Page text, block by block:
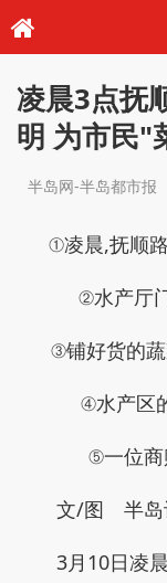
凌晨3点抚
明 为市民"
半岛网-半岛都市报
①凌晨,抚顺
②水产厅
③铺好货的蔬
④水产区
⑤一位商
文/图 半
3月10日凌